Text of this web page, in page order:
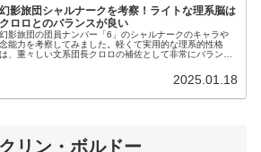
幻影旅団シャルナークを考察！ライトな理系脳は
クロロとのバランスが良い
幻影旅団の団員ナンバー「6」のシャルナークのキャラや
念能力を考察してみました。軽くて実用的な理系的性格
は、重々しい文系団長クロロの補佐として非常にバランス
2025.01.18
リン・ボルドー